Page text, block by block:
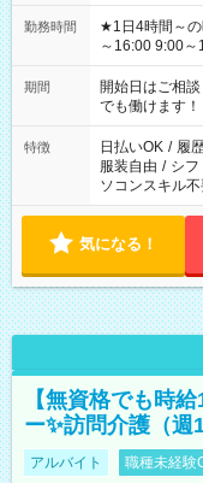
勤務時間
★1日4時間～の時短シフトOK
～16:00 9:00～
の場合、他の
せん ※法令に
象となります ※
り、短時間・
期間
開始日はご相
でも働けます！
特徴 日払いOK / 履
服装自由 / シフ
ソコンスキル
気になる！
【無資格でも時
ー✨訪問介護（
アルバイト 職種未経験